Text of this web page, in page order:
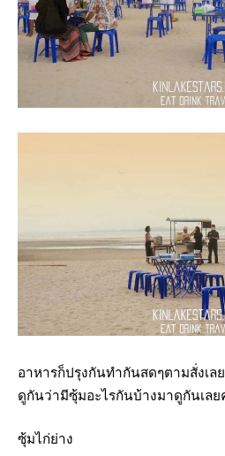
อาหารก็ปรุงกันทำกันสดๆตามสั่งเล
ดูกันว่ามีซุ้มอะไรกันบ้างมาดูกันเลย
ซุ้มไก่ย่าง